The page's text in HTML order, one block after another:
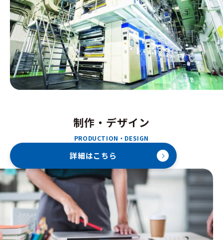
制作・デザイン
PRODUCTION・DESIGN
詳細はこちら